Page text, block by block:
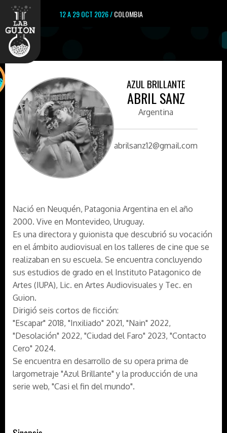
12 A 29 OCT 2026 /COLOMBIA
AZUL BRILLANTE
ABRIL SANZ
Argentina
abrilsanz12@gmail.com
Nació en Neuquén, Patagonia Argentina en el año
2000. Vive en Montevideo, Uruguay.
Es una directora y guionista que descubrió su vocación
en el ámbito audiovisual en los talleres de cine que se
realizaban en su escuela. Se encuentra concluyendo
sus estudios de grado en el Instituto Patagonico de
Artes (IUPA), Lic. en Artes Audiovisuales y Tec. en
Guion.
Dirigió seis cortos de ficción:
"Escapar" 2018, "Inxiliado" 2021, "Nain" 2022,
"Desolación" 2022, "Ciudad del Faro" 2023, "Contacto
Cero" 2024.
Se encuentra en desarrollo de su opera prima de
largometraje "Azul Brillante" y la producción de una
serie web, "Casi el fin del mundo".